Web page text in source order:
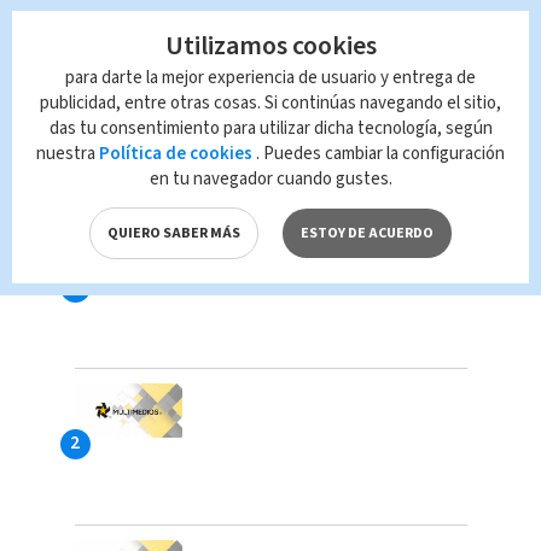
LAS MÁS VISTAS
Utilizamos cookies
para darte la mejor experiencia de usuario y entrega de
publicidad, entre otras cosas. Si continúas navegando el sitio,
das tu consentimiento para utilizar dicha tecnología, según
nuestra Política de cookies . Puedes cambiar la configuración
en tu navegador cuando gustes.
QUIERO SABER MÁS ESTOY DE ACUERDO